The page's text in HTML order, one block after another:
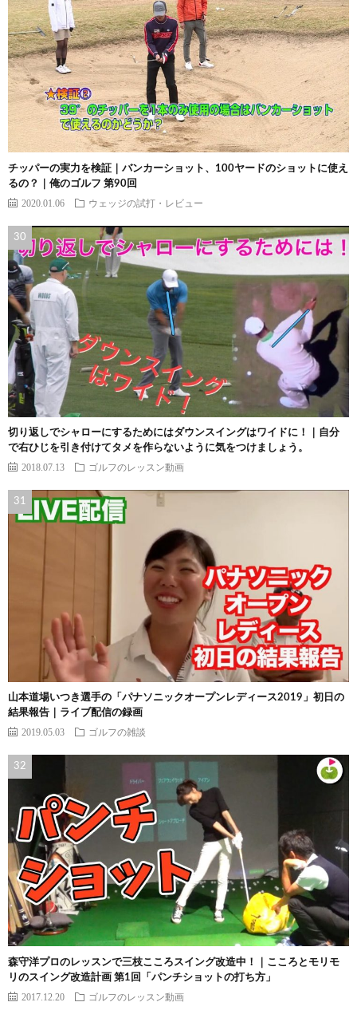
チッパーの実力を検証｜バンカーショット、100ヤードのショットに使え
るの？｜俺のゴルフ 第90回
2020.01.06 ウェッジの試打・レビュー
切り返しでシャローにするためにはダウンスイングはワイドに！｜自分
で右ひじを引き付けてタメを作らないように気をつけましょう。
2018.07.13 ゴルフのレッスン動画
山本道場いつき選手の「パナソニックオープンレディース2019」初日の
結果報告｜ライブ配信の録画
2019.05.03 ゴルフの雑談
森守洋プロのレッスンで三枝こころスイング改造中！｜こころとモリモ
リのスイング改造計画 第1回「パンチショットの打ち方」
2017.12.20 ゴルフのレッスン動画